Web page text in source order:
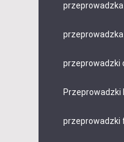
przeprowadzki
Przeprowadzki
przeprowadzki